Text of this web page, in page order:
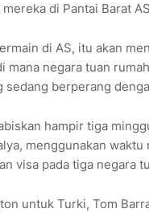
di Pantai Barat
di AS, itu akan
mana negara tuan
sedang berperang
hampir tiga
menggunakan waktu
visa pada tiga negara
untuk Turki, Tom